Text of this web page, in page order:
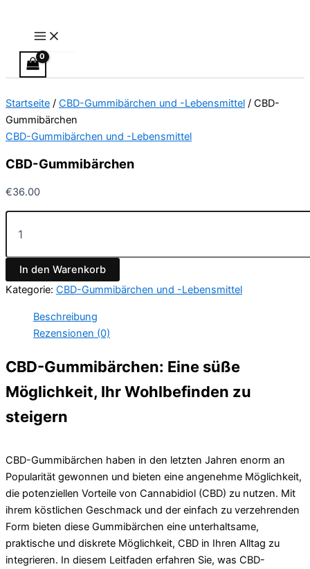
springen
Startseite / CBD-Gummibärchen und -Lebensmittel / CBD-
Gummibärchen
CBD-Gummibärchen und -Lebensmittel
CBD-Gummibärchen
€36.00
Menge
In den Warenkorb
Kategorie: CBD-Gummibärchen und -Lebensmittel
Beschreibung
Rezensionen (0)
CBD-Gummibärchen: Eine süße
Möglichkeit, Ihr Wohlbefinden zu
steigern
CBD-Gummibärchen haben in den letzten Jahren enorm an
Popularität gewonnen und bieten eine angenehme Möglichkeit,
die potenziellen Vorteile von Cannabidiol (CBD) zu nutzen. Mit
ihrem köstlichen Geschmack und der einfach zu verzehrenden
Form bieten diese Gummibärchen eine unterhaltsame,
praktische und diskrete Möglichkeit, CBD in Ihren Alltag zu
integrieren. In diesem Leitfaden erfahren Sie, was CBD-